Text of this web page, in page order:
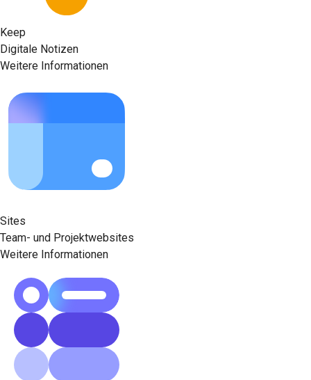
Keep
Digitale Notizen
Weitere Informationen
Sites
Team- und Projektwebsites
Weitere Informationen